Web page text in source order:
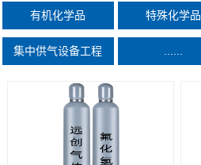
有机化学品 特殊化学品
集中供气设备工程 ......